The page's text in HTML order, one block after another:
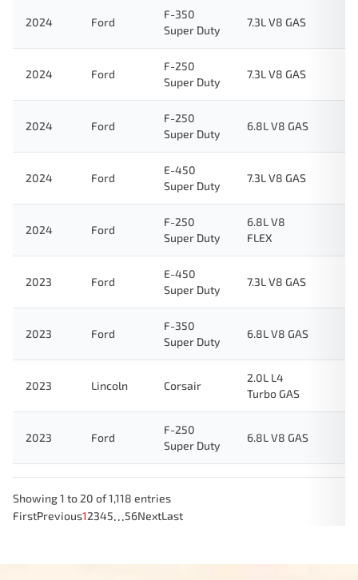
2024 Ford
F-350
Super Duty
7.3L V8 GAS
2024 Ford
F-250
Super Duty
7.3L V8 GAS
2024 Ford
F-250
Super Duty
6.8L V8 GAS
2024 Ford
E-450
Super Duty
7.3L V8 GAS
2024 Ford
F-250
Super Duty
6.8L V8
FLEX
2023 Ford
E-450
Super Duty
7.3L V8 GAS
2023 Ford
F-350
Super Duty
6.8L V8 GAS
2023 Lincoln Corsair
2.0L L4
Turbo GAS
2023 Ford
F-250
Super Duty
6.8L V8 GAS
Showing 1 to 20 of 1,118 entries
FirstPrevious12345…56NextLast